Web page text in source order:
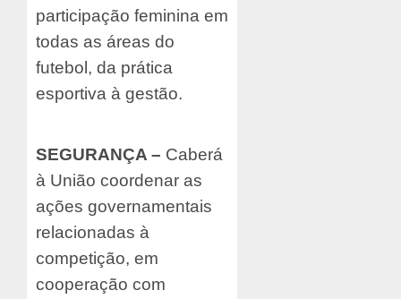
participação feminina em
todas as áreas do
futebol, da prática
esportiva à gestão.
SEGURANÇA – Caberá
à União coordenar as
ações governamentais
relacionadas à
competição, em
cooperação com